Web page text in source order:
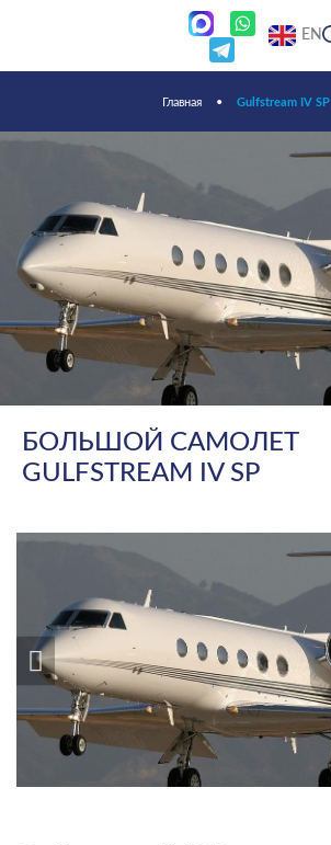
EN
Главная • Gulfstream IV SP
БОЛЬШОЙ САМОЛЕТ
GULFSTREAM IV SP